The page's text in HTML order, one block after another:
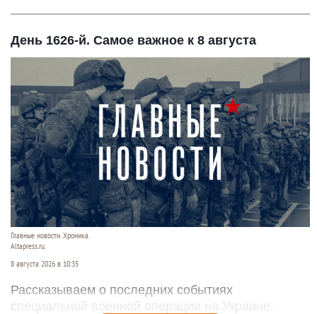
День 1626-й. Самое важное к 8 августа
Главные новости. Хроника.
Altapress.ru.
8 августа 2026 в 10:35
Рассказываем о последних событиях
специальной военной операции на Украине.